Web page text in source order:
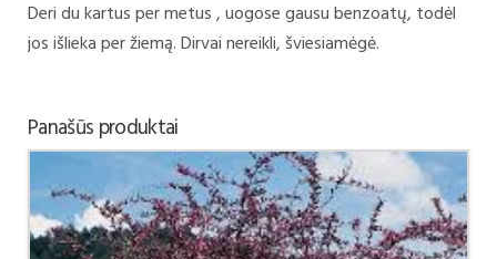
Deri du kartus per metus , uogose gausu benzoatų, todėl
jos išlieka per žiemą. Dirvai nereikli, šviesiamėgė.
Panašūs produktai